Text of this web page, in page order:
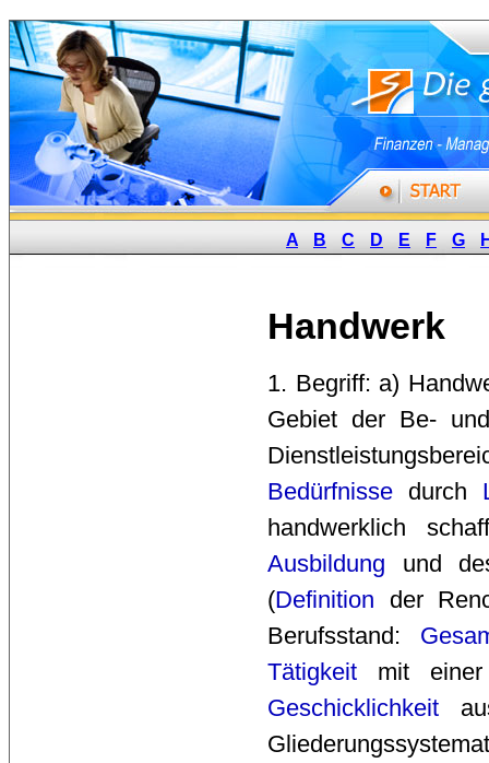
A B C D E F G
Handwerk
1. Begriff: a)
Gebiet der Be-
Bedürfnisse durch
handwerklich
Ausbildung und
(Definition der
Berufsstand:
Tätigkeit mit
Geschicklichkeit